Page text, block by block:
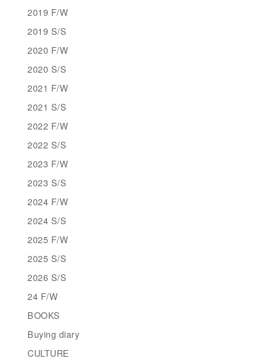
2019 F/W
2019 S/S
2020 F/W
2020 S/S
2021 F/W
2021 S/S
2022 F/W
2022 S/S
2023 F/W
2023 S/S
2024 F/W
2024 S/S
2025 F/W
2025 S/S
2026 S/S
24 F/W
BOOKS
Buying diary
CULTURE